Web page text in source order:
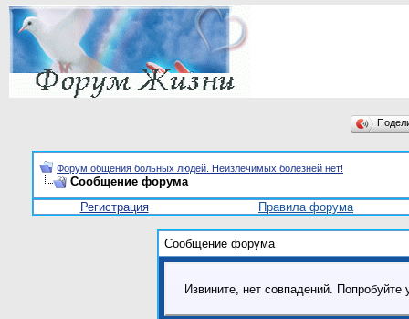
Форум общения больных людей. Неизлечимых болезней нет!
Сообщение форума
Регистрация
Правила форума
Сообщение форума
Извините, нет совпадений.